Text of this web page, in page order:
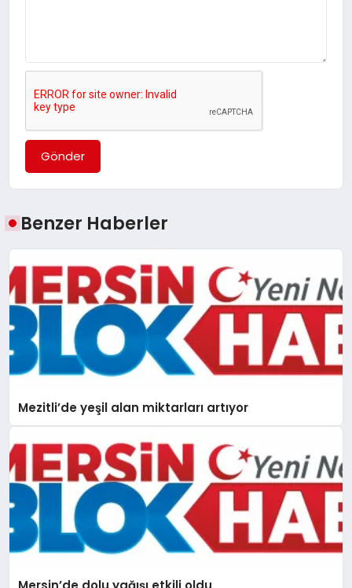
Gönder
Benzer Haberler
Mezitli’de yeşil alan miktarları artıyor